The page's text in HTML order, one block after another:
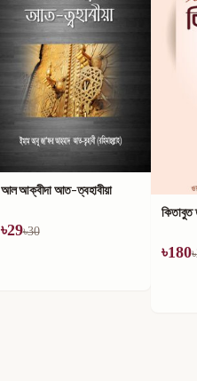
আল আক্বীদা আত-ত্বহাবীয়া
৳29৳30
কিতাবুত
৳180৳